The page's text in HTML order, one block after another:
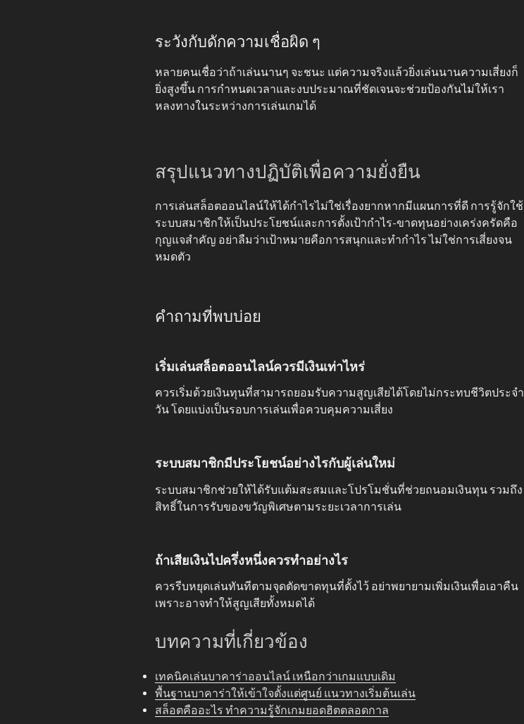
ระวังกับดักความเชื่อผิด ๆ
หลายคนเชื่อว่าถ้าเล่นนานๆ จะชนะ แต่ความจริงแล้วยิ่งเล่นนานความเสี่ยงก็
ยิ่งสูงขึ้น การกำหนดเวลาและงบประมาณที่ชัดเจนจะช่วยป้องกันไม่ให้เรา
หลงทางในระหว่างการเล่นเกมได้
สรุปแนวทางปฏิบัติเพื่อความยั่งยืน
การเล่นสล็อตออนไลน์ให้ได้กำไรไม่ใช่เรื่องยากหากมีแผนการที่ดี การรู้จักใช้
ระบบสมาชิกให้เป็นประโยชน์และการตั้งเป้ากำไร-ขาดทุนอย่างเคร่งครัดคือ
กุญแจสำคัญ อย่าลืมว่าเป้าหมายคือการสนุกและทำกำไร ไม่ใช่การเสี่ยงจน
หมดตัว
คำถามที่พบบ่อย
เริ่มเล่นสล็อตออนไลน์ควรมีเงินเท่าไหร่
ควรเริ่มด้วยเงินทุนที่สามารถยอมรับความสูญเสียได้โดยไม่กระทบชีวิตประจำ
วัน โดยแบ่งเป็นรอบการเล่นเพื่อควบคุมความเสี่ยง
ระบบสมาชิกมีประโยชน์อย่างไรกับผู้เล่นใหม่
ระบบสมาชิกช่วยให้ได้รับแต้มสะสมและโปรโมชั่นที่ช่วยถนอมเงินทุน รวมถึง
สิทธิ์ในการรับของขวัญพิเศษตามระยะเวลาการเล่น
ถ้าเสียเงินไปครึ่งหนึ่งควรทำอย่างไร
ควรรีบหยุดเล่นทันทีตามจุดตัดขาดทุนที่ตั้งไว้ อย่าพยายามเพิ่มเงินเพื่อเอาคืน
เพราะอาจทำให้สูญเสียทั้งหมดได้
บทความที่เกี่ยวข้อง
เทคนิคเล่นบาคาร่าออนไลน์ เหนือกว่าเกมแบบเดิม
พื้นฐานบาคาร่าให้เข้าใจตั้งแต่ศูนย์ แนวทางเริ่มต้นเล่น
สล็อตคืออะไร ทำความรู้จักเกมยอดฮิตตลอดกาล